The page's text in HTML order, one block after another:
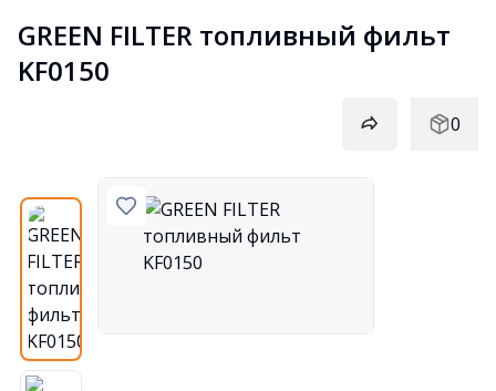
GREEN FILTER топливный фильт
KF0150
0